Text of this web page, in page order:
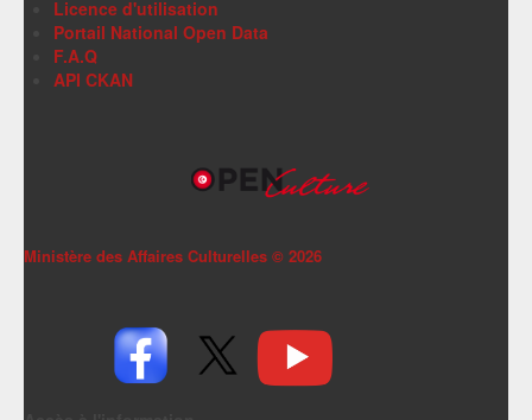
Licence d'utilisation
Portail National Open Data
F.A.Q
API CKAN
Ministère des Affaires Culturelles © 2026